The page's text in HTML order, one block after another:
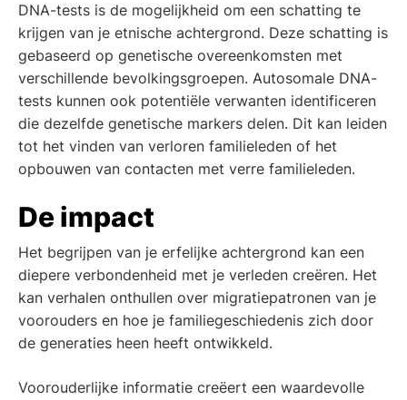
DNA-tests is de mogelijkheid om een schatting te
krijgen van je etnische achtergrond. Deze schatting is
gebaseerd op genetische overeenkomsten met
verschillende bevolkingsgroepen. Autosomale DNA-
tests kunnen ook potentiële verwanten identificeren
die dezelfde genetische markers delen. Dit kan leiden
tot het vinden van verloren familieleden of het
opbouwen van contacten met verre familieleden.
De impact
Het begrijpen van je erfelijke achtergrond kan een
diepere verbondenheid met je verleden creëren. Het
kan verhalen onthullen over migratiepatronen van je
voorouders en hoe je familiegeschiedenis zich door
de generaties heen heeft ontwikkeld.
Voorouderlijke informatie creëert een waardevolle